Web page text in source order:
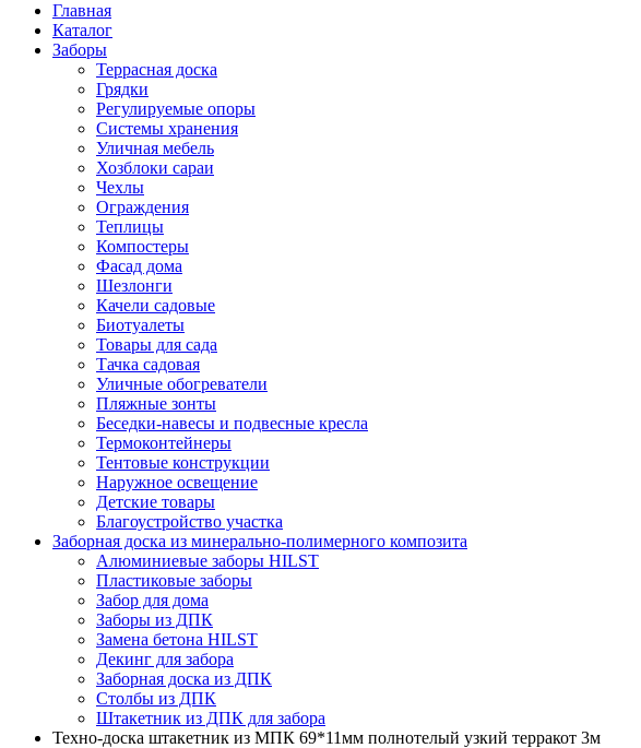
Главная
Каталог
Заборы
Террасная доска
Грядки
Регулируемые опоры
Системы хранения
Уличная мебель
Хозблоки сараи
Чехлы
Ограждения
Теплицы
Компостеры
Фасад дома
Шезлонги
Качели садовые
Биотуалеты
Товары для сада
Тачка садовая
Уличные обогреватели
Пляжные зонты
Беседки-навесы и подвесные кресла
Термоконтейнеры
Тентовые конструкции
Наружное освещение
Детские товары
Благоустройство участка
Заборная доска из минерально-полимерного композита
Алюминиевые заборы HILST
Пластиковые заборы
Забор для дома
Заборы из ДПК
Замена бетона HILST
Декинг для забора
Заборная доска из ДПК
Столбы из ДПК
Штакетник из ДПК для забора
Техно-доска штакетник из МПК 69*11мм полнотелый узкий терракот 3м